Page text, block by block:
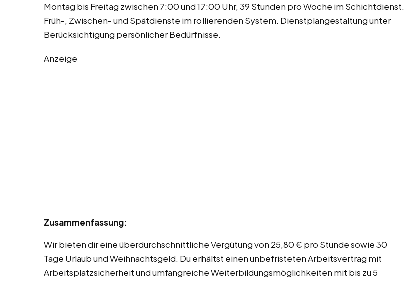
Montag bis Freitag zwischen 7:00 und 17:00 Uhr, 39 Stunden pro Woche im Schichtdienst.
Früh-, Zwischen- und Spätdienste im rollierenden System. Dienstplangestaltung unter
Berücksichtigung persönlicher Bedürfnisse.
Anzeige
Zusammenfassung:
Wir bieten dir eine überdurchschnittliche Vergütung von 25,80 € pro Stunde sowie 30
Tage Urlaub und Weihnachtsgeld. Du erhältst einen unbefristeten Arbeitsvertrag mit
Arbeitsplatzsicherheit und umfangreiche Weiterbildungsmöglichkeiten mit bis zu 5